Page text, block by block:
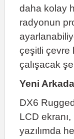
daha kolay
radyonun
çeşitli çevre
çalışacak
Yeni
DX6
LCD ekranı,
yazılımda